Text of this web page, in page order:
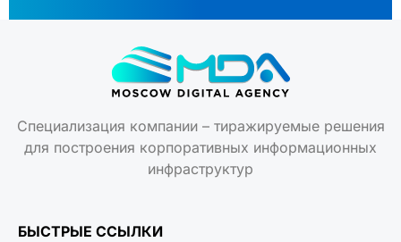
Специализация компании – тиражируемые решения
для построения корпоративных информационных
инфраструктур
БЫСТРЫЕ ССЫЛКИ